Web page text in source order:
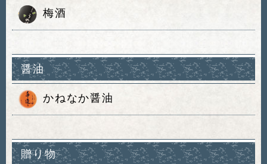
梅酒
醤油
かねなか醤油
贈り物